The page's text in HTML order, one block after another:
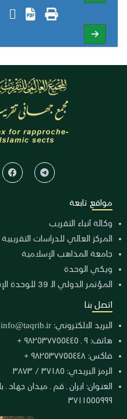
مواقع تابعة
وكالة أنباء التقريب
المركز العالي للدراسات التقريبية
جامعة المذاهب الإسلامية
ويكي الوحدة
المؤتمر الدولي الـ 39 للوحدة الإسلامية
اتصل بنا
البريد الالكتروني: info@taqrib.ir
هاتف: ٩ ـ ٩٨٢٥٣٧٧٥٥٤٤٥ +
فاكس: ٩٨٢٥٣٧٧٥٥٤٤٨ +
الرمز البريدي: ٣٧١٨٥ / ٣٨٧٣
٣٧١١٥٥٥٩٩٩